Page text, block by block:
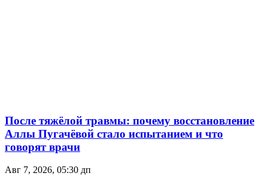
После тяжёлой травмы: почему восстановление
Аллы Пугачёвой стало испытанием и что
говорят врачи
Авг 7, 2026, 05:30 дп